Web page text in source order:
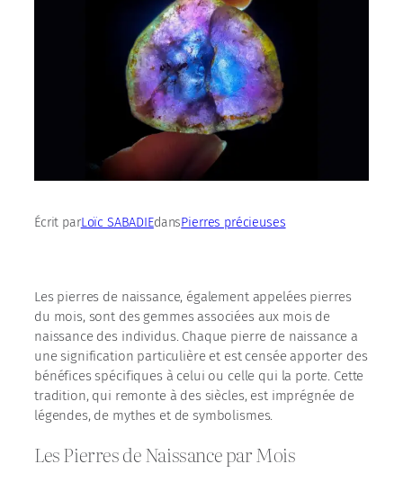
Écrit parLoïc SABADIEdansPierres précieuses
Les pierres de naissance, également appelées pierres
du mois, sont des gemmes associées aux mois de
naissance des individus. Chaque pierre de naissance a
une signification particulière et est censée apporter des
bénéfices spécifiques à celui ou celle qui la porte. Cette
tradition, qui remonte à des siècles, est imprégnée de
légendes, de mythes et de symbolismes.
Les Pierres de Naissance par Mois